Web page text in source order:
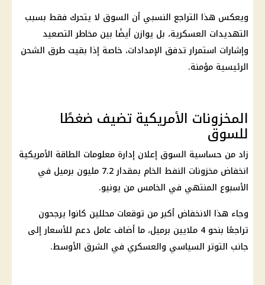
ويعكس هذا التراجع النسبي أن السوق لا يتحرك فقط بسبب
التهديدات العسكرية، بل يوازن أيضًا بين مخاطر التصعيد
وإشارات استمرار تدفق الإمدادات، خاصة إذا بقيت طرق الشحن
الرئيسية مؤمنة.
المخزونات الأمريكية تضيف ضغطًا
للسوق
زاد من حساسية السوق إعلان إدارة معلومات الطاقة الأمريكية
انخفاض مخزونات النفط الخام بمقدار 7.2 مليون برميل في
الأسبوع المنتهي في الخامس من يونيو.
وجاء هذا الانخفاض أكبر من توقعات محللين كانوا يرجحون
تراجعًا بنحو 4 ملايين برميل، ما أضاف عامل دعم للأسعار إلى
جانب التوتر السياسي والعسكري في الشرق الأوسط.